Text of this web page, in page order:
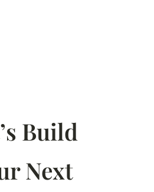
Build
Next